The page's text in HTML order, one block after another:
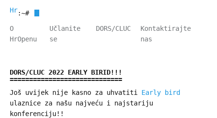
HrOpen
:~#
O
HrOpenu
Učlanite
se
DORS/CLUC
Kontaktirajte
nas
DORS/CLUC 2022 EARLY BIRID!!!
Još uvijek nije kasno za uhvatiti Early bird
ulaznice za našu najveću i najstariju
konferenciju!!